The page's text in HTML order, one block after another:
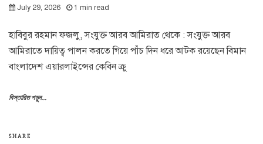
July 29, 2026 1 min read
হাবিবুর রহমান ফজলু, সংযুক্ত আরব আমিরাত থেকে : সংযুক্ত আরব
আমিরাতে দায়িত্ব পালন করতে গিয়ে পাঁচ দিন ধরে আটক রয়েছেন বিমান
বাংলাদেশ এয়ারলাইন্সের কেবিন ক্রু
বিস্তারিত পড়ুন...
SHARE